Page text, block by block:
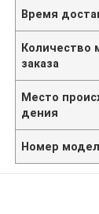
Время
Количество
заказа
Место
дения
Номер